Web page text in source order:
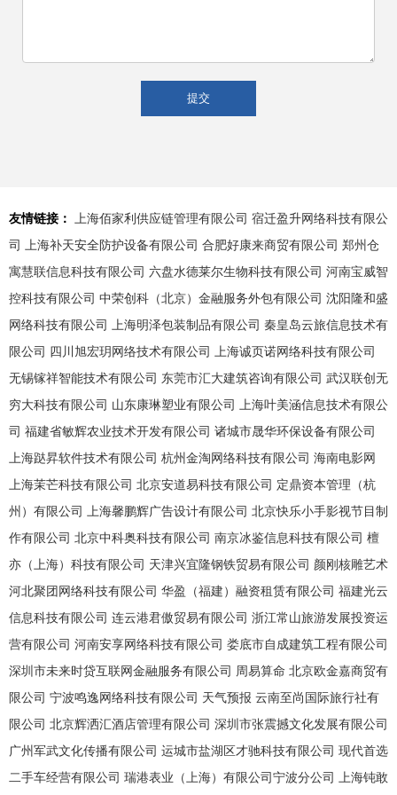
友情链接： 上海佰家利供应链管理有限公司 宿迁盈升网络科技有限公
司
上海补天安全防护设备有限公司 合肥好康来商贸有限公司 郑州仓
寓慧联信息科技有限公司 六盘水德莱尔生物科技有限公司 河南宝威智
控科技有限公司 中荣创科（北京）金融服务外包有限公司 沈阳隆和盛
网络科技有限公司
上海明泽包装制品有限公司 秦皇岛云旅信息技术有
限公司 四川旭宏玥网络技术有限公司
上海诚页诺网络科技有限公司
无锡镓祥智能技术有限公司 东莞市汇大建筑咨询有限公司 武汉联创无
穷大科技有限公司 山东康琳塑业有限公司
上海叶美涵信息技术有限公
司 福建省敏辉农业技术开发有限公司 诸城市晟华环保设备有限公司
上海跶昇软件技术有限公司 杭州金淘网络科技有限公司 海南电影网
上海茉芒科技有限公司 北京安道易科技有限公司 定鼎资本管理（杭
州）有限公司
上海馨鹏辉广告设计有限公司 北京快乐小手影视节目制
作有限公司 北京中科奥科技有限公司 南京冰鉴信息科技有限公司 檀
亦（上海）科技有限公司 天津兴宜隆钢铁贸易有限公司 颜刚核雕艺术
河北聚团网络科技有限公司 华盈（福建）融资租赁有限公司 福建光云
信息科技有限公司 连云港君傲贸易有限公司 浙江常山旅游发展投资运
营有限公司 河南安享网络科技有限公司 娄底市自成建筑工程有限公司
深圳市未来时贷互联网金融服务有限公司 周易算命 北京欧金嘉商贸有
限公司 宁波鸣逸网络科技有限公司 天气预报 云南至尚国际旅行社有
限公司 北京辉洒汇酒店管理有限公司 深圳市张震撼文化发展有限公司
广州军武文化传播有限公司 运城市盐湖区才驰科技有限公司 现代首选
二手车经营有限公司 瑞港表业（上海）有限公司宁波分公司 上海钝敢